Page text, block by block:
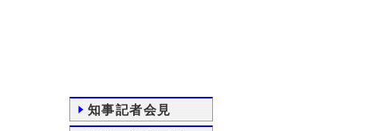
知事記者会見